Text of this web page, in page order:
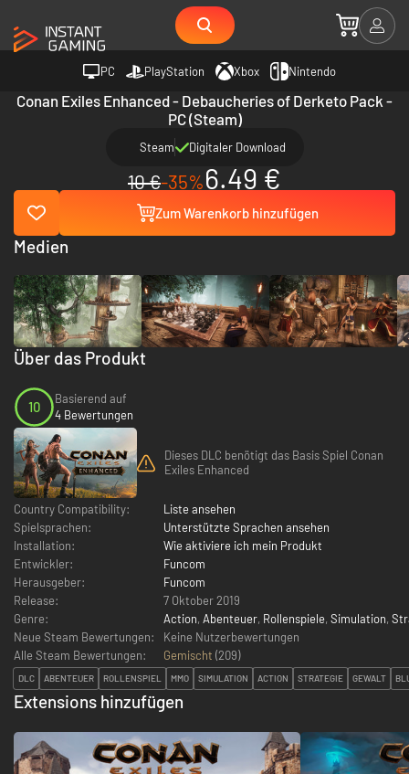
PC PlayStation Xbox Nintendo
Conan Exiles Enhanced - Debaucheries of Derketo Pack -
PC (Steam)
Steam Digitaler Download
10 €-35%6.49 €
Zum Warenkorb hinzufügen
Über das Produkt
10
Basierend auf
4 Bewertungen
Dieses DLC benötigt das Basis Spiel Conan
Exiles Enhanced
Country Compatibility:
Liste ansehen
Spielsprachen:
Unterstützte Sprachen ansehen
Installation:
Wie aktiviere ich mein Produkt
Entwickler:
Funcom
Herausgeber:
Funcom
Release:
7 Oktober 2019
Genre:
Action, Abenteuer, Rollenspiele, Simulation,
Neue Steam Bewertungen:
Keine Nutzerbewertungen
Alle Steam Bewertungen:
Gemischt (209)
DLC ABENTEUER ROLLENSPIEL MMO SIMULATION ACTION STRATEGIE GEWALT
Extensions hinzufügen
Medien